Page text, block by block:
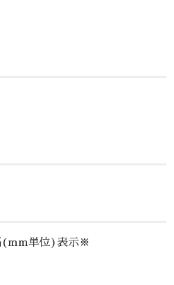
(mm単位)表示※